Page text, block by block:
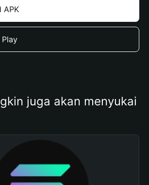
APK
juga akan menyukai